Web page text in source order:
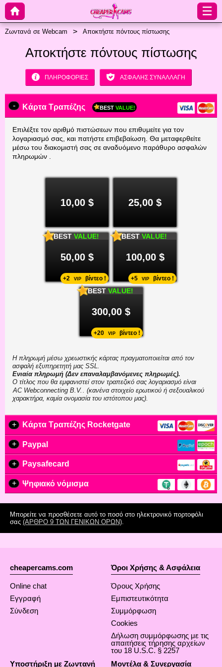
Ζωντανά σε Webcam Αποκτήστε πόντους πίστωσης
Αποκτήστε πόντους πίστωσης
ΠΛΗΡΟΦΟΡΊΕΣ ΑΣΦΑΛΉΣ ΣΥΝΑΛΛΑΓΉ
- Κάρτα Τραπέζης BEST VALUE!
Επιλέξτε τον αριθμό πιστώσεων που επιθυμείτε για τον
λογαριασμό σας, και πατήστε επιβεβαίωση. Θα μεταφερθείτε
μέσω του διακομιστή σας σε αναδυόμενο παράθυρο ασφαλών
πληρωμών .
10,00 $ 25,00 $
BEST VALUE!
50,00 $
+2 VIP βίντεο !
BEST VALUE!
100,00 $
+5 VIP βίντεο !
BEST VALUE!
300,00 $
+20 VIP βίντεο !
Η πληρωμή μέσω χρεωστικής κάρτας πραγματοποιείται από τον
ασφαλή εξυπηρετητή μας SSL.
Ενιαία πληρωμή (Δεν επαναλαμβανόμενες πληρωμές).
Ο τίτλος που θα εμφανιστεί στον τραπεζικό σας λογαριασμό είναι
. (κανένα στοιχείο ερωτικού ή σεξουαλικού
χαρακτήρα, καμία ονομασία του ιστότοπου μας).
+ Κάρτα Τραπέζης Rocketgate
+ Paypal
+ Paysafecard
+ Ψηφιακό νόμισμα
Μπορείτε να προσθέσετε αυτό το ποσό στο ηλεκτρονικό πορτοφόλι
σας (ΆΡΘΡΟ 9 ΤΩΝ ΓΕΝΙΚΏΝ ΌΡΩΝ).
cheapercams.com
Online chat
Εγγραφή
Σύνδεση
Όροι Χρήσης & Ασφάλεια
Όρους Χρήσης
Εμπιστευτικότητα
Συμμόρφωση
Cookies
Δήλωση συμμόρφωσης με τις
απαιτήσεις τήρησης αρχείων
του 18 U.S.C. § 2257
Υποστήριξη με Ζωντανή
Μοντέλα & Συνεργασία